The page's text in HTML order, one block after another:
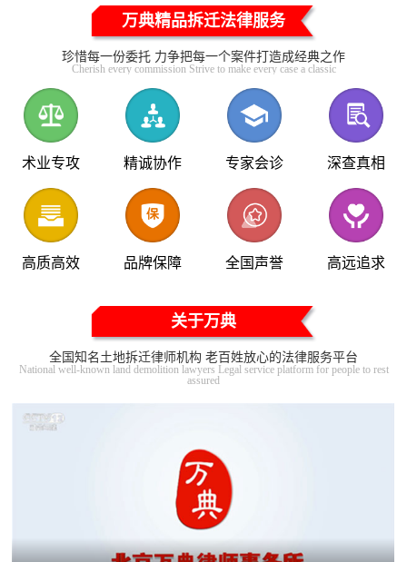
万典精品拆迁法律服务
珍惜每一份委托 力争把每一个案件打造成经典之作
Cherish every commission Strive to make every case a classic
术业专攻 精诚协作 专家会诊 深查真相
高质高效 品牌保障 全国声誉 高远追求
关于万典
全国知名土地拆迁律师机构 老百姓放心的法律服务平台
National well-known land demolition lawyers Legal service platform for people to rest
assured